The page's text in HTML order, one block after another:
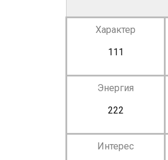
Характер
111
Энергия
222
Интерес